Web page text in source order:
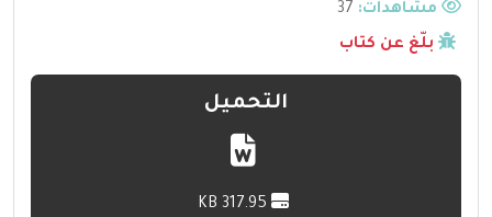
مشاهدات:
بلّغ عن كتاب
التحميل